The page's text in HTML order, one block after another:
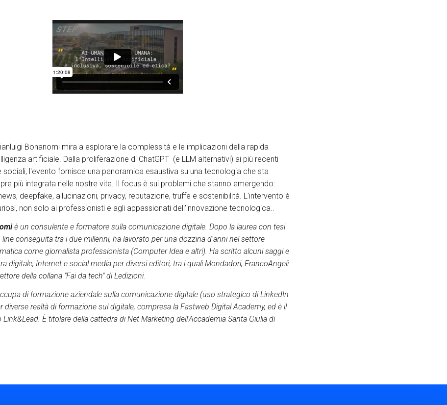
Bonanomi mira a esplorare la complessità e le implicazioni della rapida
artificiale. Dalla proliferazione di ChatGPT (e LLM alternativi) ai più recenti
sociali, l'evento fornisce una panoramica esaustiva su una tecnologia che sta
più integrata nelle nostre vite. Il focus è sui problemi che stanno emergendo:
deepfake, allucinazioni, privacy, reputazione, truffe e sostenibilità. L'intervento è
non solo ai professionisti e agli appassionati dell'innovazione tecnologica..
è un consulente e formatore sulla comunicazione digitale. Dopo la laurea con tesi
line conseguita tra i due millenni, ha lavorato per una dozzina d'anni nel settore
come giornalista professionista (Computer Idea e altri). Ha scritto alcuni saggi e
digitale, Internet e social media per diversi editori, tra i quali Mondadori, FrancoAngeli
della collana "Fai da tech" di Ledizioni.
di formazione aziendale sulla comunicazione digitale (uso strategico di LinkedIn
diverse realtà di formazione sul digitale, compresa la Fastweb Digital Academy, ed è il
Link&Lead. È titolare della cattedra di Net Marketing dell'Accademia Santa Giulia di